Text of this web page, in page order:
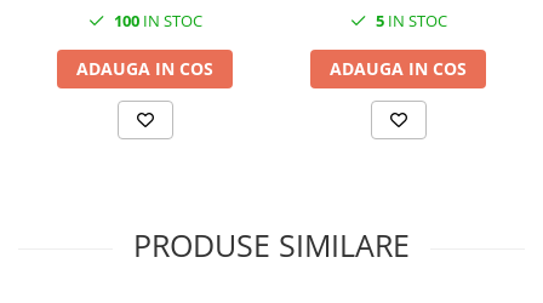
100IN STOC
ADAUGA IN COS
5IN STOC
ADAUGA IN COS
PRODUSE SIMILARE